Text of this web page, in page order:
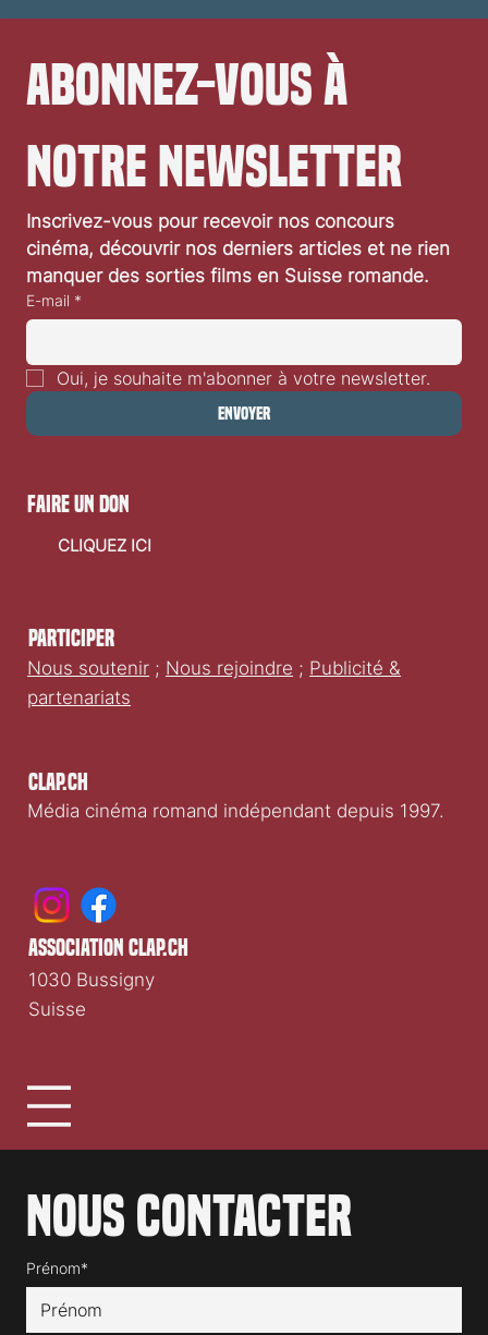
Abonnez-vous à
notre newsletter
Inscrivez-vous pour recevoir nos concours
cinéma, découvrir nos derniers articles et ne rien
manquer des sorties films en Suisse romande.
E-mail *
Oui, je souhaite m'abonner à votre newsletter.
Envoyer
Clap.ch
Média cinéma romand indépendant depuis 1997.
Participer
Nous soutenir ; Nous rejoindre ; Publicité &
partenariats
Nous contacter
Prénom*
faire un don
CLIQUEZ ICI
association clap.ch
1030 Bussigny
Suisse